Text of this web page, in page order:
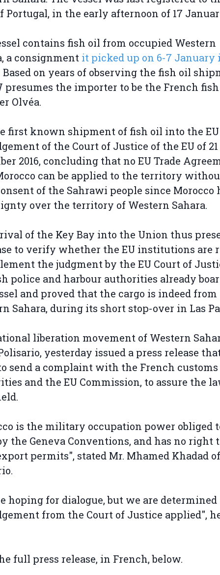
Portugal, in the early afternoon of 17
contains fish oil from occupied Western
a consignment it picked up on 6-7 January
Based on years of observing the fish oil
presumes the importer to be the French
Olvéa.
first known shipment of fish oil into the
of the Court of Justice of the EU of 21
2016, concluding that no EU Trade
can be applied to the territory
of the Sahrawi people since Morocco
over the territory of Western Sahara.
of the Key Bay into the Union thus
to verify whether the EU institutions are
the judgment by the EU Court of
police and harbour authorities already
and proved that the cargo is indeed from
Sahara, during its short stop-over in Las
liberation movement of Western
yesterday issued a press release
send a complaint with the French customs
and the EU Commission, to assure the
is the military occupation power obliged
the Geneva Conventions, and has no right
permits", stated Mr. Mhamed Khadad
hoping for dialogue, but we are determined
from the Court of Justice applied",
full press release, in French, below.